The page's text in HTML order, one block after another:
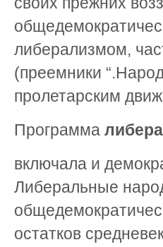
либерализмом,
(преемники
пролетарским
Программа
включала и
Либеральные
остатков